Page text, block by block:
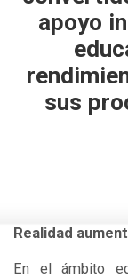
apoyo
sus
Realidad
En el ámbito